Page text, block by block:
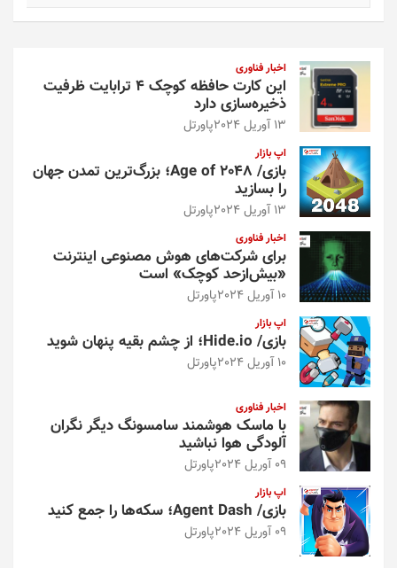
اخبار فناوری
این کارت حافظه کوچک ۴ ترابایت ظرفیت
ذخیره‌سازی دارد
13 آوریل 2024 پاورتل
اپ بازار
بازی/ Age of 2048؛ بزرگ‌ترین تمدن جهان
را بسازید
13 آوریل 2024 پاورتل
اخبار فناوری
برای شرکت‌های هوش مصنوعی اینترنت
«بیش‌از‌حد کوچک» است
10 آوریل 2024 پاورتل
اپ بازار
بازی/ Hide.io؛ از چشم بقیه پنهان شوید
10 آوریل 2024 پاورتل
اخبار فناوری
با ماسک هوشمند سامسونگ دیگر نگران
آلودگی هوا نباشید
09 آوریل 2024 پاورتل
اپ بازار
بازی/ Agent Dash؛ سکه‌ها را جمع کنید
09 آوریل 2024 پاورتل